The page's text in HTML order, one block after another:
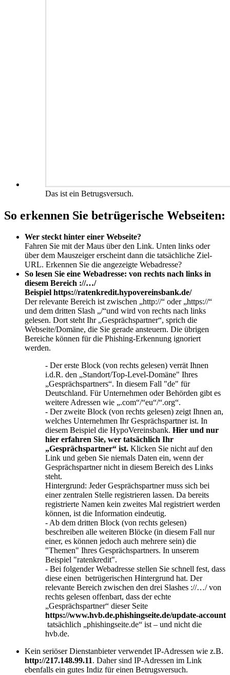
Das ist ein Betrugsversuch.
So erkennen Sie betrügerische Webseiten:
Wer steckt hinter einer Webseite?
Fahren Sie mit der Maus über den Link. Unten links oder
über dem Mauszeiger erscheint dann die tatsächliche Ziel-
URL. Erkennen Sie die angezeigte Webadresse?
So lesen Sie eine Webadresse: von rechts nach links in
diesem Bereich ://…/
Beispiel https://ratenkredit.hypovereinsbank.de/
Der relevante Bereich ist zwischen „http://“ oder „https://“
und dem dritten Slash „/“und wird von rechts nach links
gelesen. Dort steht Ihr „Gesprächspartner“, sprich die
Webseite/Domäne, die Sie gerade ansteuern. Die übrigen
Bereiche können für die Phishing-Erkennung ignoriert
werden.
- Der erste Block (von rechts gelesen) verrät Ihnen
i.d.R. den „Standort/Top-Level-Domäne" Ihres
„Gesprächspartners“. In diesem Fall "de" für
Deutschland. Für Unternehmen oder Behörden gibt es
weitere Adressen wie „.com“/“eu“/“.org“.
- Der zweite Block (von rechts gelesen) zeigt Ihnen an,
welches Unternehmen Ihr Gesprächspartner ist. In
diesem Beispiel die HypoVereinsbank. Hier und nur
hier erfahren Sie, wer tatsächlich Ihr
„Gesprächspartner“ ist. Klicken Sie nicht auf den
Link und geben Sie niemals Daten ein, wenn der
Gesprächspartner nicht in diesem Bereich des Links
steht.
Hintergrund: Jeder Gesprächspartner muss sich bei
einer zentralen Stelle registrieren lassen. Da bereits
registrierte Namen kein zweites Mal registriert werden
können, ist die Information eindeutig.
- Ab dem dritten Block (von rechts gelesen)
beschreiben alle weiteren Blöcke (in diesem Fall nur
einer, es können jedoch auch mehrere sein) die
"Themen" Ihres Gesprächspartners. In unserem
Beispiel "ratenkredit".
- Bei folgender Webadresse stellen Sie schnell fest, dass
diese einen betrügerischen Hintergrund hat. Der
relevante Bereich zwischen den drei Slashes ://…/ von
rechts gelesen offenbart, dass der echte
„Gesprächspartner“ dieser Seite
https://www.hvb.de.phishingseite.de/update-account
tatsächlich „phishingseite.de“ ist – und nicht die
hvb.de.
Kein seriöser Dienstanbieter verwendet IP-Adressen wie z.B.
http://217.148.99.11. Daher sind IP-Adressen im Link
ebenfalls ein gutes Indiz für einen Betrugsversuch.